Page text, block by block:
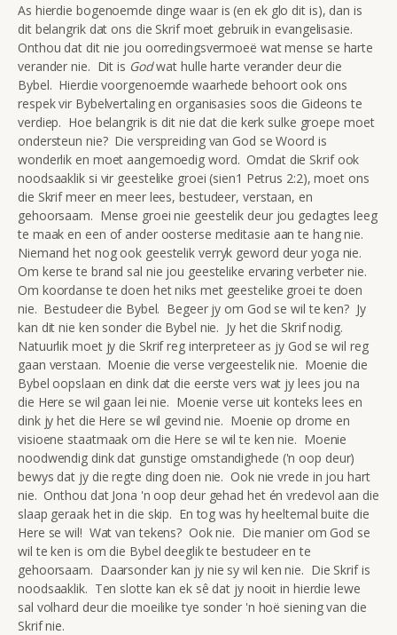
As hierdie bogenoemde dinge waar is (en ek glo dit is), dan is
dit belangrik dat ons die Skrif moet gebruik in evangelisasie.
Onthou dat dit nie jou oorredingsvermoeë wat mense se harte
verander nie. Dit is Godwat hulle harte verander deur die
Bybel. Hierdie voorgenoemde waarhede behoort ook ons
respek vir Bybelvertaling en organisasies soos die Gideons te
verdiep. Hoe belangrik is dit nie dat die kerk sulke groepe moet
ondersteun nie? Die verspreiding van God se Woord is
wonderlik en moet aangemoedig word. Omdat die Skrif ook
noodsaaklik si vir geestelike groei (sien1 Petrus 2:2), moet ons
die Skrif meer en meer lees, bestudeer, verstaan, en
gehoorsaam. Mense groei nie geestelik deur jou gedagtes leeg
te maak en een of ander oosterse meditasie aan te hang nie.
Niemand het nog ook geestelik verryk geword deur yoga nie.
Om kerse te brand sal nie jou geestelike ervaring verbeter nie.
Om koordanse te doen het niks met geestelike groei te doen
nie. Bestudeer die Bybel. Begeer jy om God se wil te ken? Jy
kan dit nie ken sonder die Bybel nie. Jy het die Skrif nodig.
Natuurlik moet jy die Skrif reg interpreteer as jy God se wil reg
gaan verstaan. Moenie die verse vergeestelik nie. Moenie die
Bybel oopslaan en dink dat die eerste vers wat jy lees jou na
die Here se wil gaan lei nie. Moenie verse uit konteks lees en
dink jy het die Here se wil gevind nie. Moenie op drome en
visioene staatmaak om die Here se wil te ken nie. Moenie
noodwendig dink dat gunstige omstandighede ('n oop deur)
bewys dat jy die regte ding doen nie. Ook nie vrede in jou hart
nie. Onthou dat Jona 'n oop deur gehad het én vredevol aan die
slaap geraak het in die skip. En tog was hy heeltemal buite die
Here se wil! Wat van tekens? Ook nie. Die manier om God se
wil te ken is om die Bybel deeglik te bestudeer en te
gehoorsaam. Daarsonder kan jy nie sy wil ken nie. Die Skrif is
noodsaaklik. Ten slotte kan ek sê dat jy nooit in hierdie lewe
sal volhard deur die moeilike tye sonder 'n hoë siening van die
Skrif nie.